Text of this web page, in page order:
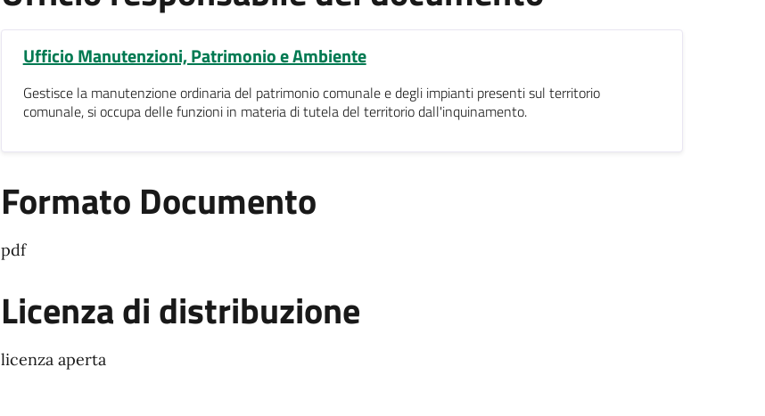
Ufficio Manutenzioni, Patrimonio e Ambiente
Gestisce la manutenzione ordinaria del patrimonio comunale e degli impianti presenti sul territorio
comunale, si occupa delle funzioni in materia di tutela del territorio dall'inquinamento.
Formato Documento
pdf
Licenza di distribuzione
licenza aperta